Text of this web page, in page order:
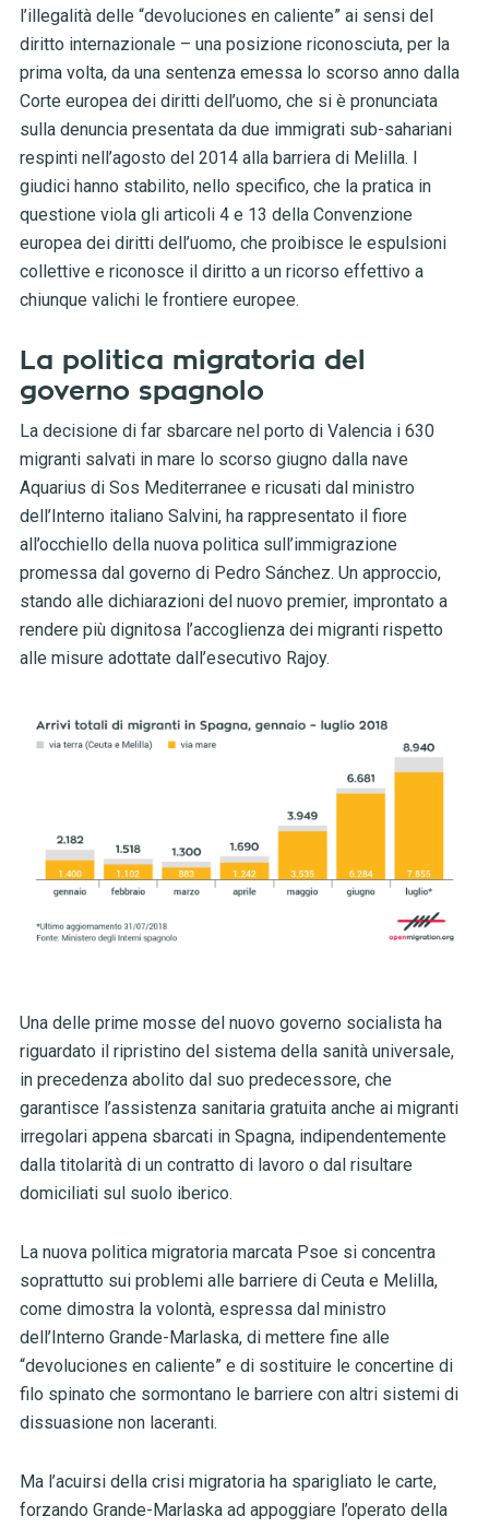
l’illegalità delle “devoluciones en caliente” ai sensi del
diritto internazionale – una posizione riconosciuta, per la
prima volta, da una sentenza emessa lo scorso anno dalla
Corte europea dei diritti dell’uomo, che si è pronunciata
sulla denuncia presentata da due immigrati sub-sahariani
respinti nell’agosto del 2014 alla barriera di Melilla. I
giudici hanno stabilito, nello specifico, che la pratica in
questione viola gli articoli 4 e 13 della Convenzione
europea dei diritti dell’uomo, che proibisce le espulsioni
collettive e riconosce il diritto a un ricorso effettivo a
chiunque valichi le frontiere europee.
La politica migratoria del
governo spagnolo
La decisione di far sbarcare nel porto di Valencia i 630
migranti salvati in mare lo scorso giugno dalla nave
Aquarius di Sos Mediterranee e ricusati dal ministro
dell’Interno italiano Salvini, ha rappresentato il fiore
all’occhiello della nuova politica sull’immigrazione
promessa dal governo di Pedro Sánchez. Un approccio,
stando alle dichiarazioni del nuovo premier, improntato a
rendere più dignitosa l’accoglienza dei migranti rispetto
alle misure adottate dall’esecutivo Rajoy.
Una delle prime mosse del nuovo governo socialista ha
riguardato il ripristino del sistema della sanità universale,
in precedenza abolito dal suo predecessore, che
garantisce l’assistenza sanitaria gratuita anche ai migranti
irregolari appena sbarcati in Spagna, indipendentemente
dalla titolarità di un contratto di lavoro o dal risultare
domiciliati sul suolo iberico.
La nuova politica migratoria marcata Psoe si concentra
soprattutto sui problemi alle barriere di Ceuta e Melilla,
come dimostra la volontà, espressa dal ministro
dell’Interno Grande-Marlaska, di mettere fine alle
“devoluciones en caliente” e di sostituire le concertine di
filo spinato che sormontano le barriere con altri sistemi di
dissuasione non laceranti.
Ma l’acuirsi della crisi migratoria ha sparigliato le carte,
forzando Grande-Marlaska ad appoggiare l’operato della